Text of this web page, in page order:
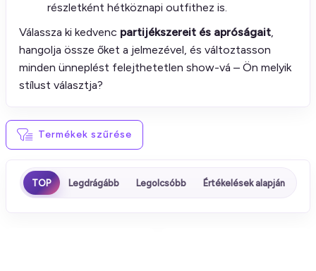
részletként hétköznapi outfithez is.
Válassza ki kedvenc partijékszereit és apróságait,
hangolja össze őket a jelmezével, és változtasson
minden ünneplést felejthetetlen show-vá – Ön melyik
stílust választja?
Termékek szűrése
TOP Legdrágább Legolcsóbb Értékelések alapján